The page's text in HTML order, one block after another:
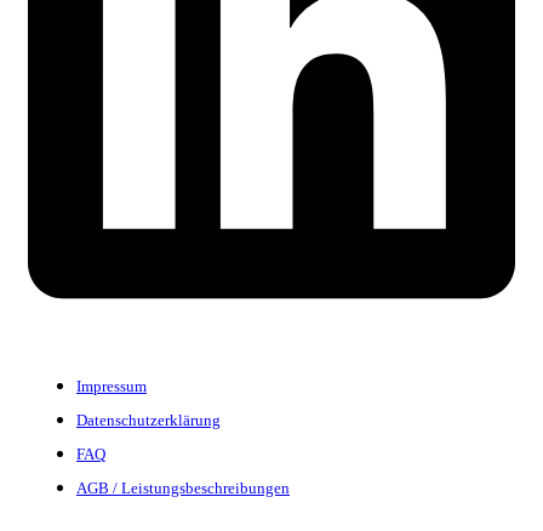
Impressum
Datenschutzerklärung
FAQ
AGB / Leistungsbeschreibungen